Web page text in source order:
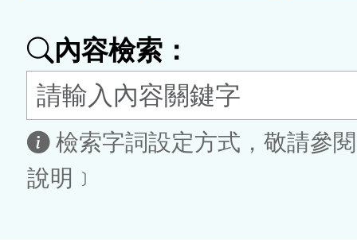
按
鈕
區
內容檢索：
檢索字詞設定方式，敬請參
說明﹞